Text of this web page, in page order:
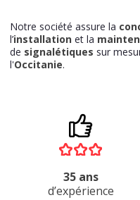
Notre société assure la
l’installation et la
de signalétiques sur
l'Occitanie.
35 ans
d’expérience